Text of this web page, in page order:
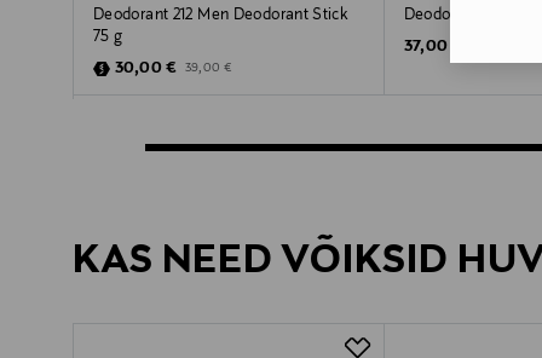
Deodorant 212 Men Deodorant Stick
75 g
Discounted Price
30,00 € Original Price
39,00 €
Deodorant MAN
Original Price
37,00 €
KAS NEED VÕIKSID